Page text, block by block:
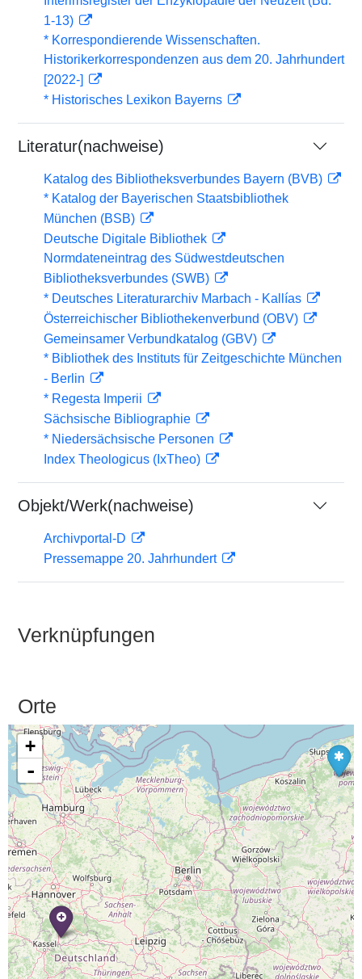
1-13)
* Korrespondierende Wissenschaften.
Historikerkorrespondenzen aus dem 20. Jahrhundert
[2022-]
* Historisches Lexikon Bayerns
Literatur(nachweise)
Katalog des Bibliotheksverbundes Bayern (BVB)
* Katalog der Bayerischen Staatsbibliothek
München (BSB)
Deutsche Digitale Bibliothek
Normdateneintrag des Südwestdeutschen
Bibliotheksverbundes (SWB)
* Deutsches Literaturarchiv Marbach - Kallías
Österreichischer Bibliothekenverbund (OBV)
Gemeinsamer Verbundkatalog (GBV)
* Bibliothek des Instituts für Zeitgeschichte München
- Berlin
* Regesta Imperii
Sächsische Bibliographie
* Niedersächsische Personen
Index Theologicus (IxTheo)
Objekt/Werk(nachweise)
Archivportal-D
Pressemappe 20. Jahrhundert
Verknüpfungen
Orte
+
-